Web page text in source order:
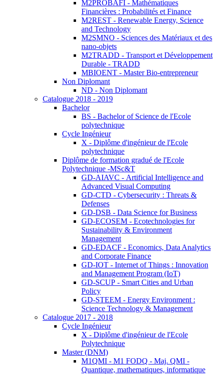
M2PROBAFI - Mathématiques
Financières : Probabilités et Finance
M2REST - Renewable Energy, Science
and Technology
M2SMNO - Sciences des Matériaux et des
nano-objets
M2TRADD - Transport et Développement
Durable - TRADD
MBIOENT - Master Bio-entrepreneur
Non Diplomant
ND - Non Diplomant
Catalogue 2018 - 2019
Bachelor
BS - Bachelor of Science de l'Ecole
polytechnique
Cycle Ingénieur
X - Diplôme d'ingénieur de l'Ecole
polytechnique
Diplôme de formation gradué de l'Ecole
Polytechnique -MSc&T
GD-AIAVC - Artificial Intelligence and
Advanced Visual Computing
GD-CTD - Cybersecurity : Threats &
Defenses
GD-DSB - Data Science for Business
GD-ECOSEM - Ecotechnologies for
Sustainability & Environment
Management
GD-EDACF - Economics, Data Analytics
and Corporate Finance
GD-IOT - Internet of Things : Innovation
and Management Program (IoT)
GD-SCUP - Smart Cities and Urban
Policy
GD-STEEM - Energy Environment :
Science Technology & Management
Catalogue 2017 - 2018
Cycle Ingénieur
X - Diplôme d'ingénieur de l'Ecole
Polytechnique
Master (DNM)
M1QMI - M1 FODQ - Maj. QMI -
Quantique, mathematiques, informatique